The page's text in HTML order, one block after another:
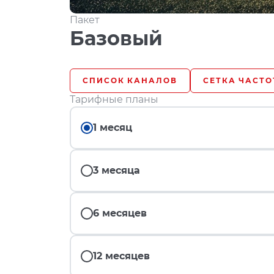
Пакет
Базовый
СПИСОК КАНАЛОВ СЕТКА
Тарифные планы
1 месяц
3 месяца
6 месяцев
12 месяцев